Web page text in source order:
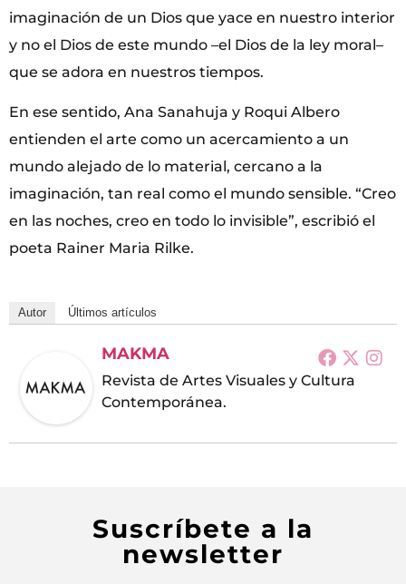
imaginación de un Dios que yace en nuestro interior
y no el Dios de este mundo –el Dios de la ley moral–
que se adora en nuestros tiempos.
En ese sentido, Ana Sanahuja y Roqui Albero
entienden el arte como un acercamiento a un
mundo alejado de lo material, cercano a la
imaginación, tan real como el mundo sensible. “Creo
en las noches, creo en todo lo invisible”, escribió el
poeta Rainer Maria Rilke.
Autor Últimos artículos
MAKMA
Revista de Artes Visuales y Cultura
Contemporánea.
Suscríbete a la
newsletter